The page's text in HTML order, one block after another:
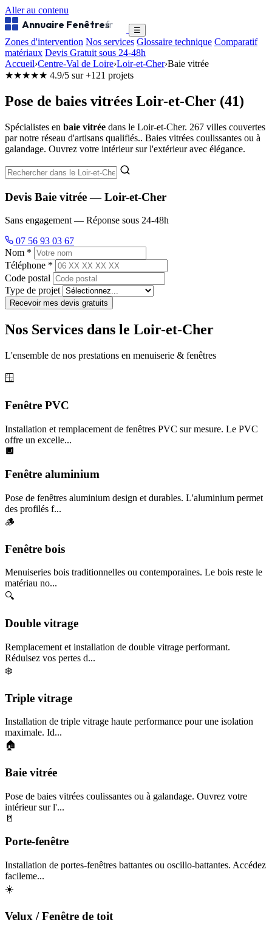
Aller au contenu
Annuaire Fenêtres
.fr ☰
Zones d'intervention Nos services Glossaire technique Comparatif
matériaux Devis Gratuit sous 24-48h
Accueil›Centre-Val de Loire›Loir-et-Cher›Baie vitrée
★★★★★ 4.9/5 sur +121 projets
Pose de baies vitrées Loir-et-Cher (41)
Spécialistes en baie vitrée dans le Loir-et-Cher. 267 villes couvertes
par notre réseau d'artisans qualifiés.. Baies vitrées coulissantes ou à
galandage. Ouvrez votre intérieur sur l'extérieur avec élégance.
Devis Baie vitrée — Loir-et-Cher
Sans engagement — Réponse sous 24-48h
07 56 93 03 67
Nom *
Téléphone *
Code postal
Type de projet
Recevoir mes devis gratuits
Nos Services dans le Loir-et-Cher
L'ensemble de nos prestations en menuiserie & fenêtres
🪟
Fenêtre PVC
Installation et remplacement de fenêtres PVC sur mesure. Le PVC
offre un excelle...
🔲
Fenêtre aluminium
Pose de fenêtres aluminium design et durables. L'aluminium permet
des profilés f...
🪵
Fenêtre bois
Menuiseries bois traditionnelles ou contemporaines. Le bois reste le
matériau no...
🔍
Double vitrage
Remplacement et installation de double vitrage performant.
Réduisez vos pertes d...
❄️
Triple vitrage
Installation de triple vitrage haute performance pour une isolation
maximale. Id...
🏠
Baie vitrée
Pose de baies vitrées coulissantes ou à galandage. Ouvrez votre
intérieur sur l'...
🚪
Porte-fenêtre
Installation de portes-fenêtres battantes ou oscillo-battantes. Accédez
facileme...
☀️
Velux / Fenêtre de toit